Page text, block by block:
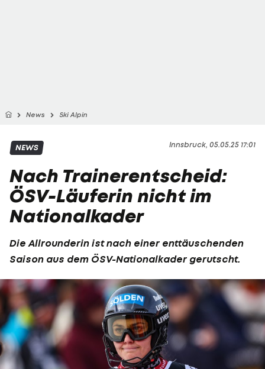
News Ski Alpin
Innsbruck, 05.05.25 17:01
NEWS
Nach Trainerentscheid:
ÖSV-Läuferin nicht im
Nationalkader
Die Allrounderin ist nach einer enttäuschenden
Saison aus dem ÖSV-Nationalkader gerutscht.